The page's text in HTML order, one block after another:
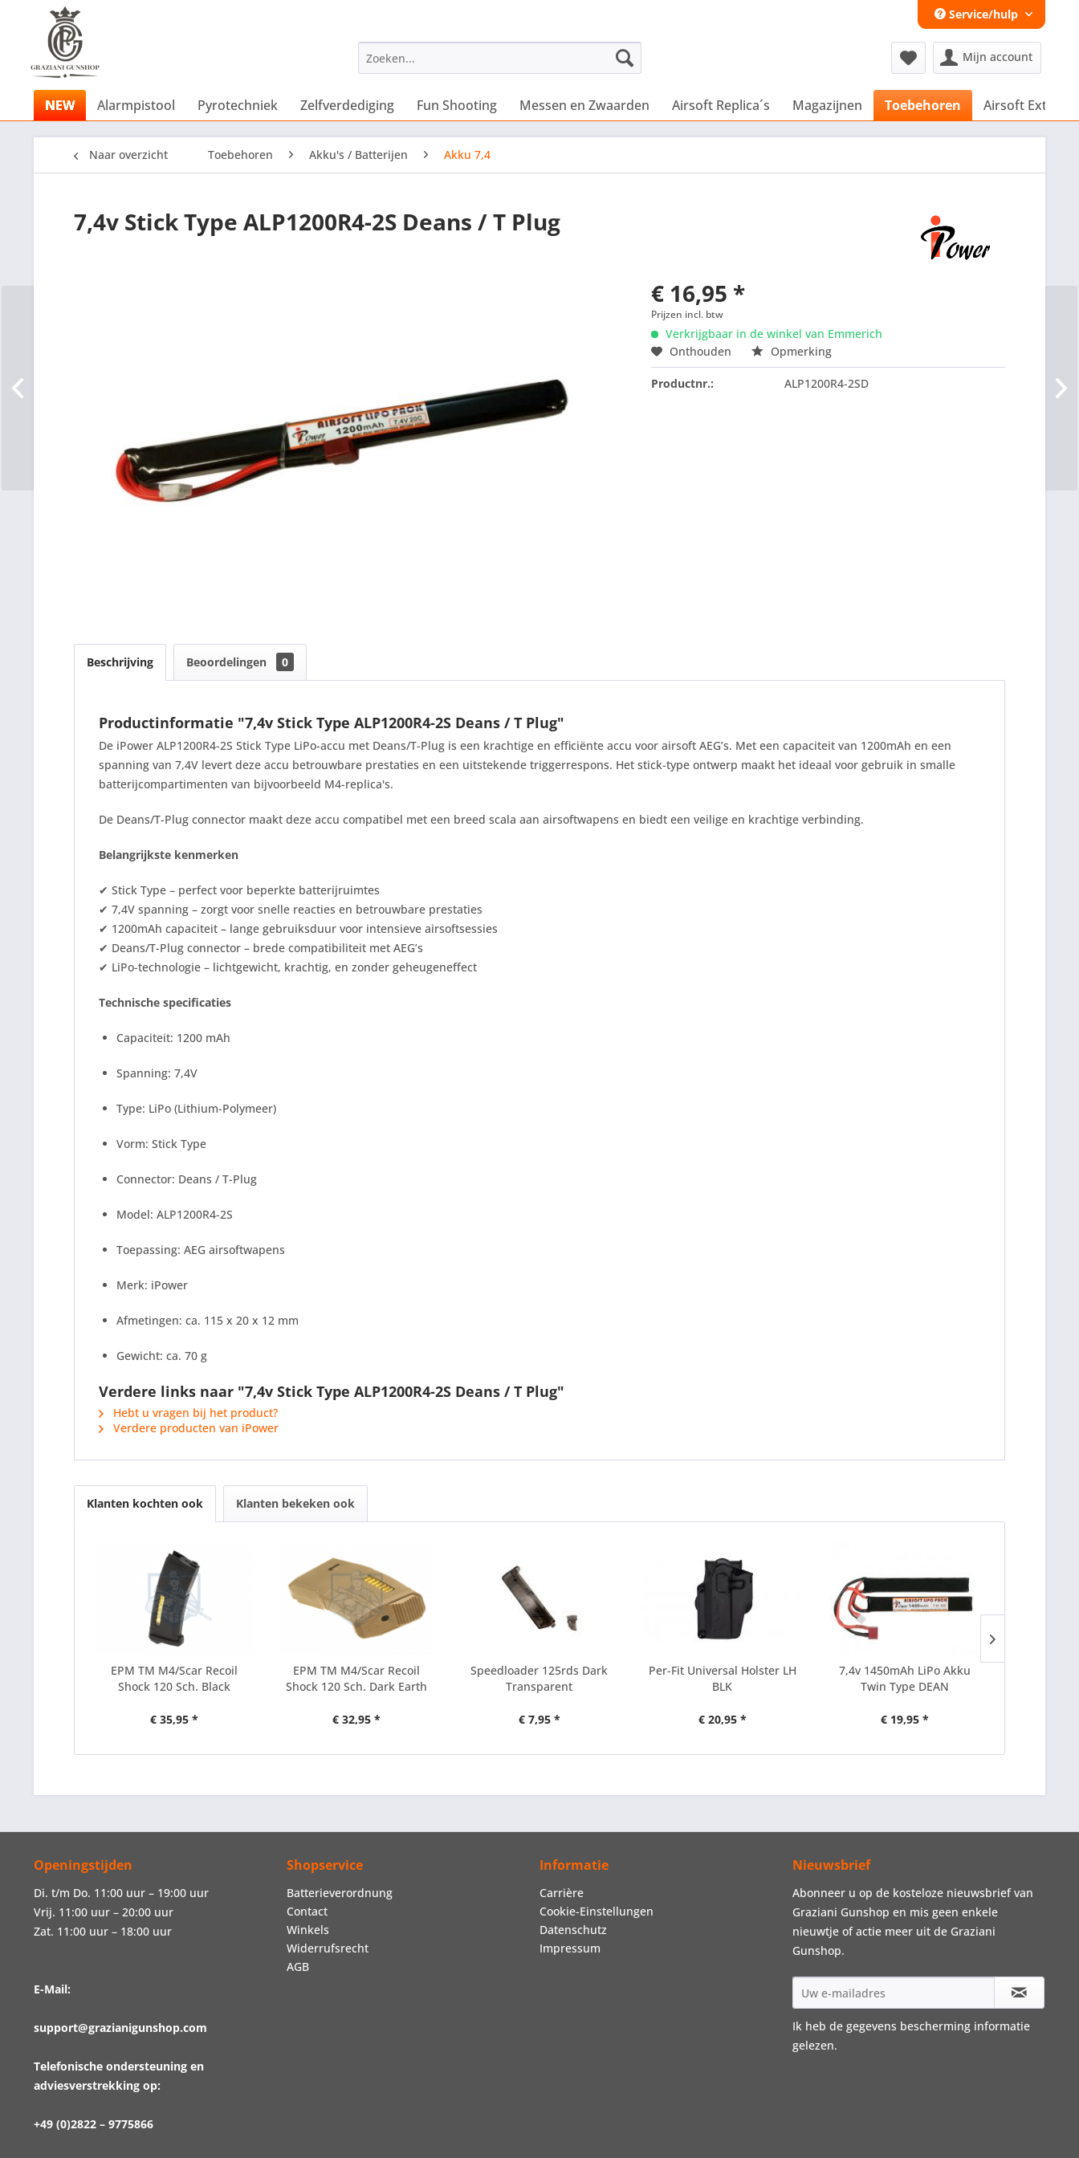
Service/hulp
Mijn account
NEW Alarmpistool Pyrotechniek Zelfverdediging Fun Shooting Messen en Zwaarden Airsoft Replica´s Magazijnen Toebehoren Airsoft Extra´s
Naar overzicht Toebehoren Akku's / Batterijen Akku 7,4
7,4v Stick Type ALP1200R4-2S Deans / T Plug
€ 16,95 *
Prijzen incl. btw
Verkrijgbaar in de winkel van Emmerich
Onthouden
Opmerking
Productnr.: ALP1200R4-2SD
Beschrijving Beoordelingen 0
Productinformatie "7,4v Stick Type ALP1200R4-2S Deans / T Plug"
De iPower ALP1200R4-2S Stick Type LiPo-accu met Deans/T-Plug is een krachtige en efficiënte accu voor airsoft AEG’s. Met een capaciteit van 1200mAh en een
spanning van 7,4V levert deze accu betrouwbare prestaties en een uitstekende triggerrespons. Het stick-type ontwerp maakt het ideaal voor gebruik in smalle
batterijcompartimenten van bijvoorbeeld M4-replica's.
De Deans/T-Plug connector maakt deze accu compatibel met een breed scala aan airsoftwapens en biedt een veilige en krachtige verbinding.
Belangrijkste kenmerken
✔ Stick Type – perfect voor beperkte batterijruimtes
✔ 7,4V spanning – zorgt voor snelle reacties en betrouwbare prestaties
✔ 1200mAh capaciteit – lange gebruiksduur voor intensieve airsoftsessies
✔ Deans/T-Plug connector – brede compatibiliteit met AEG’s
✔ LiPo-technologie – lichtgewicht, krachtig, en zonder geheugeneffect
Technische specificaties
Capaciteit: 1200 mAh
Spanning: 7,4V
Type: LiPo (Lithium-Polymeer)
Vorm: Stick Type
Connector: Deans / T-Plug
Model: ALP1200R4-2S
Toepassing: AEG airsoftwapens
Merk: iPower
Afmetingen: ca. 115 x 20 x 12 mm
Gewicht: ca. 70 g
Verdere links naar "7,4v Stick Type ALP1200R4-2S Deans / T Plug"
Hebt u vragen bij het product?
Verdere producten van iPower
Klanten kochten ook Klanten bekeken ook
EPM TM M4/Scar Recoil
Shock 120 Sch. Black
€ 35,95 *
EPM TM M4/Scar Recoil
Shock 120 Sch. Dark Earth
€ 32,95 *
Speedloader 125rds Dark
Transparent
€ 7,95 *
Per-Fit Universal Holster LH
BLK
€ 20,95 *
7,4v 1450mAh LiPo Akku
Twin Type DEAN
€ 19,95 *
Openingstijden
Di. t/m Do. 11:00 uur – 19:00 uur
Vrij. 11:00 uur – 20:00 uur
Zat. 11:00 uur – 18:00 uur
E-Mail:
support@grazianigunshop.com
Telefonische ondersteuning en
adviesverstrekking op:
+49 (0)2822 – 9775866
Shopservice
Batterieverordnung
Contact
Winkels
Widerrufsrecht
AGB
Informatie
Carrière
Cookie-Einstellungen
Datenschutz
Impressum
Nieuwsbrief
Abonneer u op de kosteloze nieuwsbrief van
Graziani Gunshop en mis geen enkele
nieuwtje of actie meer uit de Graziani
Gunshop.
Ik heb de gegevens bescherming informatie
gelezen.